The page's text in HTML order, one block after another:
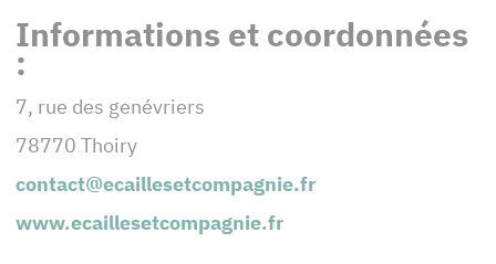
Informations et coordonnées
:
7, rue des genévriers
78770 Thoiry
contact@ecaillesetcompagnie.fr
www.ecaillesetcompagnie.fr